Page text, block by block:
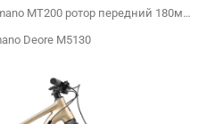
Тормоз гидравлический Shimano MT200 ротор передний 180мм, задний 180 мм
Deore M5130